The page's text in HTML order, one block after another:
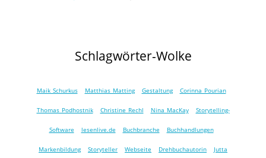
Schlagwörter-Wolke
Maik Schurkus Matthias Matting Gestaltung Corinna Pourian
Thomas Podhostnik Christine Rechl Nina MacKay Storytelling-
Software lesenlive.de Buchbranche Buchhandlungen
Markenbildung Storyteller Webseite Drehbuchautorin Jutta